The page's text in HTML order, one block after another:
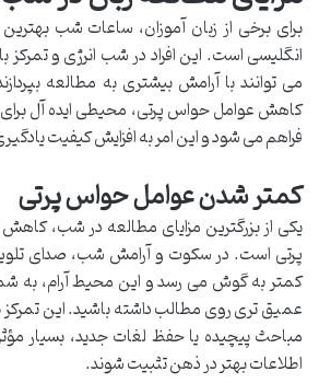
برای برخی از زبان آموزان، ساعات شب بهترین
انگلیسی است. این افراد در شب انرژی و تمرکز
می توانند با آرامش بیشتری به مطالعه
کاهش عوامل حواس پرتی، محیطی ایده آل
فراهم می شود و این امر به افزایش کیفیت
کمتر شدن عوامل حواس پرتی
یکی از بزرگترین مزایای مطالعه در شب،
پرتی است. در سکوت و آرامش شب، صدای
کمتر به گوش می رسد و این محیط آرام، به
عمیق تری روی مطالب داشته باشید. این تمرکز
مباحث پیچیده یا حفظ لغات جدید، بسیار
اطلاعات بهتر در ذهن تثبیت شوند.